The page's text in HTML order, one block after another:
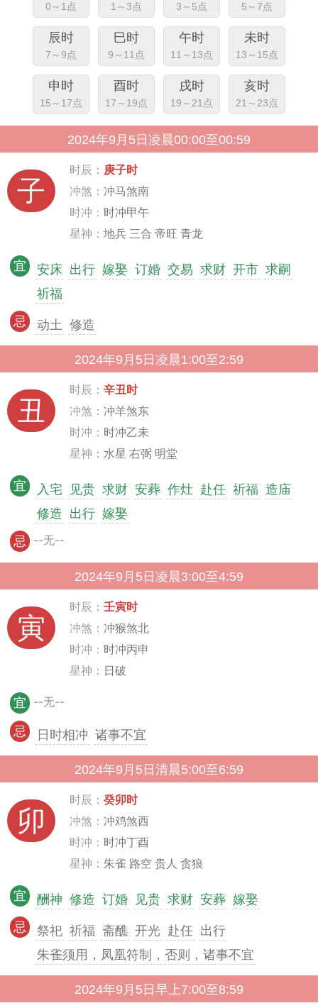
0～1点 1～3点 3～5点 5～7点
辰时
7～9点
巳时
9～11点
午时
11～13点
未时
13～15点
申时
15～17点
酉时
17～19点
戌时
19～21点
亥时
21～23点
2024年9月5日凌晨00:00至00:59
子
时辰： 庚子时
冲煞： 冲马煞南
时冲： 时冲甲午
星神： 地兵 三合 帝旺 青龙
宜 安床 出行 嫁娶 订婚 交易 求财 开市 求嗣
祈福
忌 动土 修造
2024年9月5日凌晨1:00至2:59
丑
时辰： 辛丑时
冲煞： 冲羊煞东
时冲： 时冲乙未
星神： 水星 右弼 明堂
宜 入宅 见贵 求财 安葬 作灶 赴任 祈福 造庙
修造 出行 嫁娶
忌 --无--
2024年9月5日凌晨3:00至4:59
寅
时辰： 壬寅时
冲煞： 冲猴煞北
时冲： 时冲丙申
星神： 日破
宜 --无--
忌 日时相冲 诸事不宜
2024年9月5日清晨5:00至6:59
卯
时辰： 癸卯时
冲煞： 冲鸡煞西
时冲： 时冲丁酉
星神： 朱雀 路空 贵人 贪狼
宜 酬神 修造 订婚 见贵 求财 安葬 嫁娶
忌 祭祀 祈福 斋醮 开光 赴任 出行
朱雀须用，凤凰符制，否则，诸事不宜
2024年9月5日早上7:00至8:59